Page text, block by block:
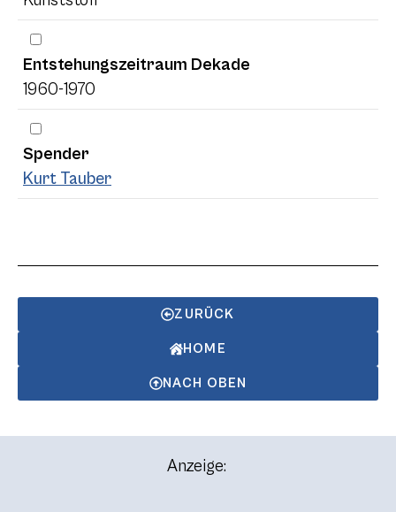
Entstehungszeitraum Dekade
1960-1970
Spender
Kurt Tauber
ZURÜCK
HOME
NACH OBEN
Anzeige: